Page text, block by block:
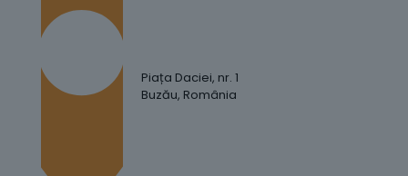
Piața Daciei, nr. 1
Buzău, România